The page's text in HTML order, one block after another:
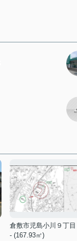
倉敷市児島小川９丁目
- (167.93㎡)